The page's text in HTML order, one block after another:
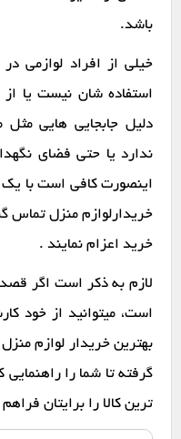
باشد.
خیلی از افراد لوازمی
استفاده شان نیست یا
دلیل جابجایی هایی
ندارد یا حتی فضای
اینصورت کافی است با
خریدارلوازم منزل تماس
خرید اعزام نمایند .
لازم به ذکر است اگر
است، میتوانید از خود
بهترین خریدار لوازم
گرفته تا شما را
ترین کالا را برایتان